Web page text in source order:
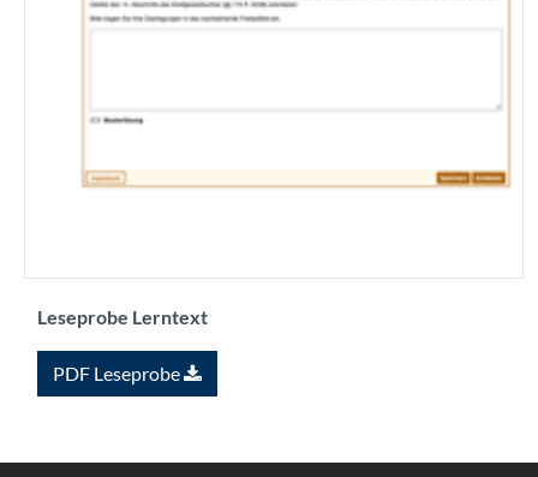
Leseprobe Lerntext
PDF Leseprobe